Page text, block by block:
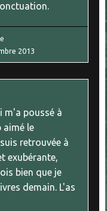
2013
m'a poussé à
aimé le
retrouvée à
exubérante,
bien que je
demain. L'as